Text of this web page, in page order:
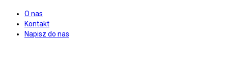
O nas
Kontakt
Napisz do nas